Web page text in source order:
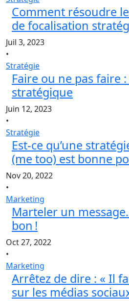
Comment résoudre
de focalisation
Juil 3, 2023
•
Stratégie
Faire ou ne pas faire
stratégique
Juin 12, 2023
•
Stratégie
Est-ce qu’une
(me too) est bonne
Nov 20, 2022
•
Marketing
Marteler un
bon !
Oct 27, 2022
•
Marketing
Arrêtez de dire : « Il
sur les médias